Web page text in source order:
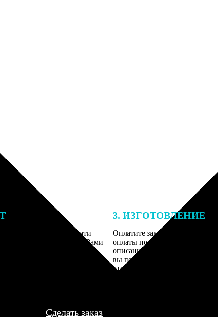
заказа к печати
могут связаться с Вами
3. ИЗГОТОВЛЕНИЕ
Оплатите заказ банковской
оплаты получите
описанием заказа. Когда
вы получите письмо с трек-
отслеживания.
Сделать заказ